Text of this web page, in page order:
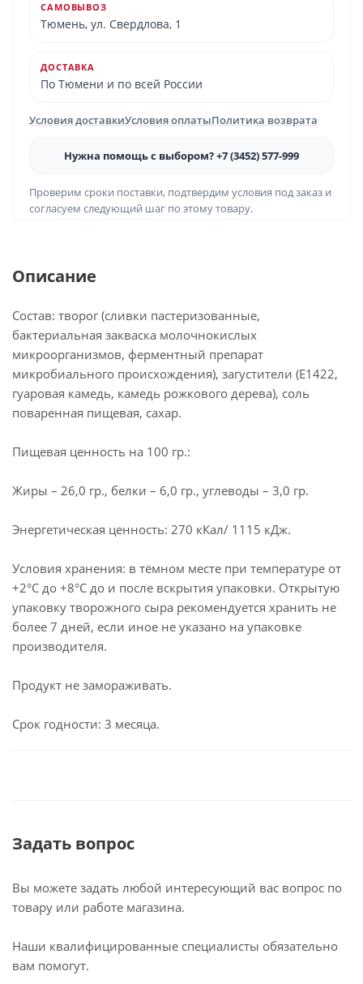
САМОВЫВОЗ
Тюмень, ул. Свердлова, 1
ДОСТАВКА
По Тюмени и по всей России
Условия доставкиУсловия оплатыПолитика возврата
Нужна помощь с выбором? +7 (3452) 577-999
Проверим сроки поставки, подтвердим условия под заказ и
согласуем следующий шаг по этому товару.
Описание
Состав: творог (сливки пастеризованные,
бактериальная закваска молочнокислых
микроорганизмов, ферментный препарат
микробиального происхождения), загустители (Е1422,
гуаровая камедь, камедь рожкового дерева), соль
поваренная пищевая, сахар.
Пищевая ценность на 100 гр.:
Жиры – 26,0 гр., белки – 6,0 гр., углеводы – 3,0 гр.
Энергетическая ценность: 270 кКал/ 1115 кДж.
Условия хранения: в тёмном месте при температуре от
+2°С до +8°С до и после вскрытия упаковки. Открытую
упаковку творожного сыра рекомендуется хранить не
более 7 дней, если иное не указано на упаковке
производителя.
Продукт не замораживать.
Срок годности: 3 месяца.
Задать вопрос
Вы можете задать любой интересующий вас вопрос по
товару или работе магазина.
Наши квалифицированные специалисты обязательно
вам помогут.